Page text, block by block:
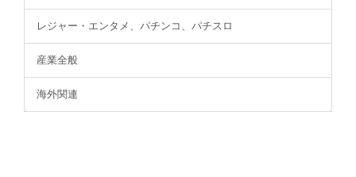
レジャー・エンタメ、パチンコ、パチスロ
産業全般
海外関連